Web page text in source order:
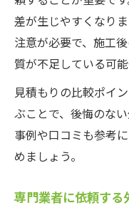
差が生じやすくなり
注意が必要で、施工
質が不足している可能
見積もりの比較ポイ
ぶことで、後悔のな
事例や口コミも参考
めましょう。
専門業者に依頼する